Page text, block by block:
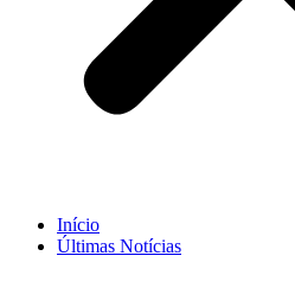
Início
Últimas Notícias